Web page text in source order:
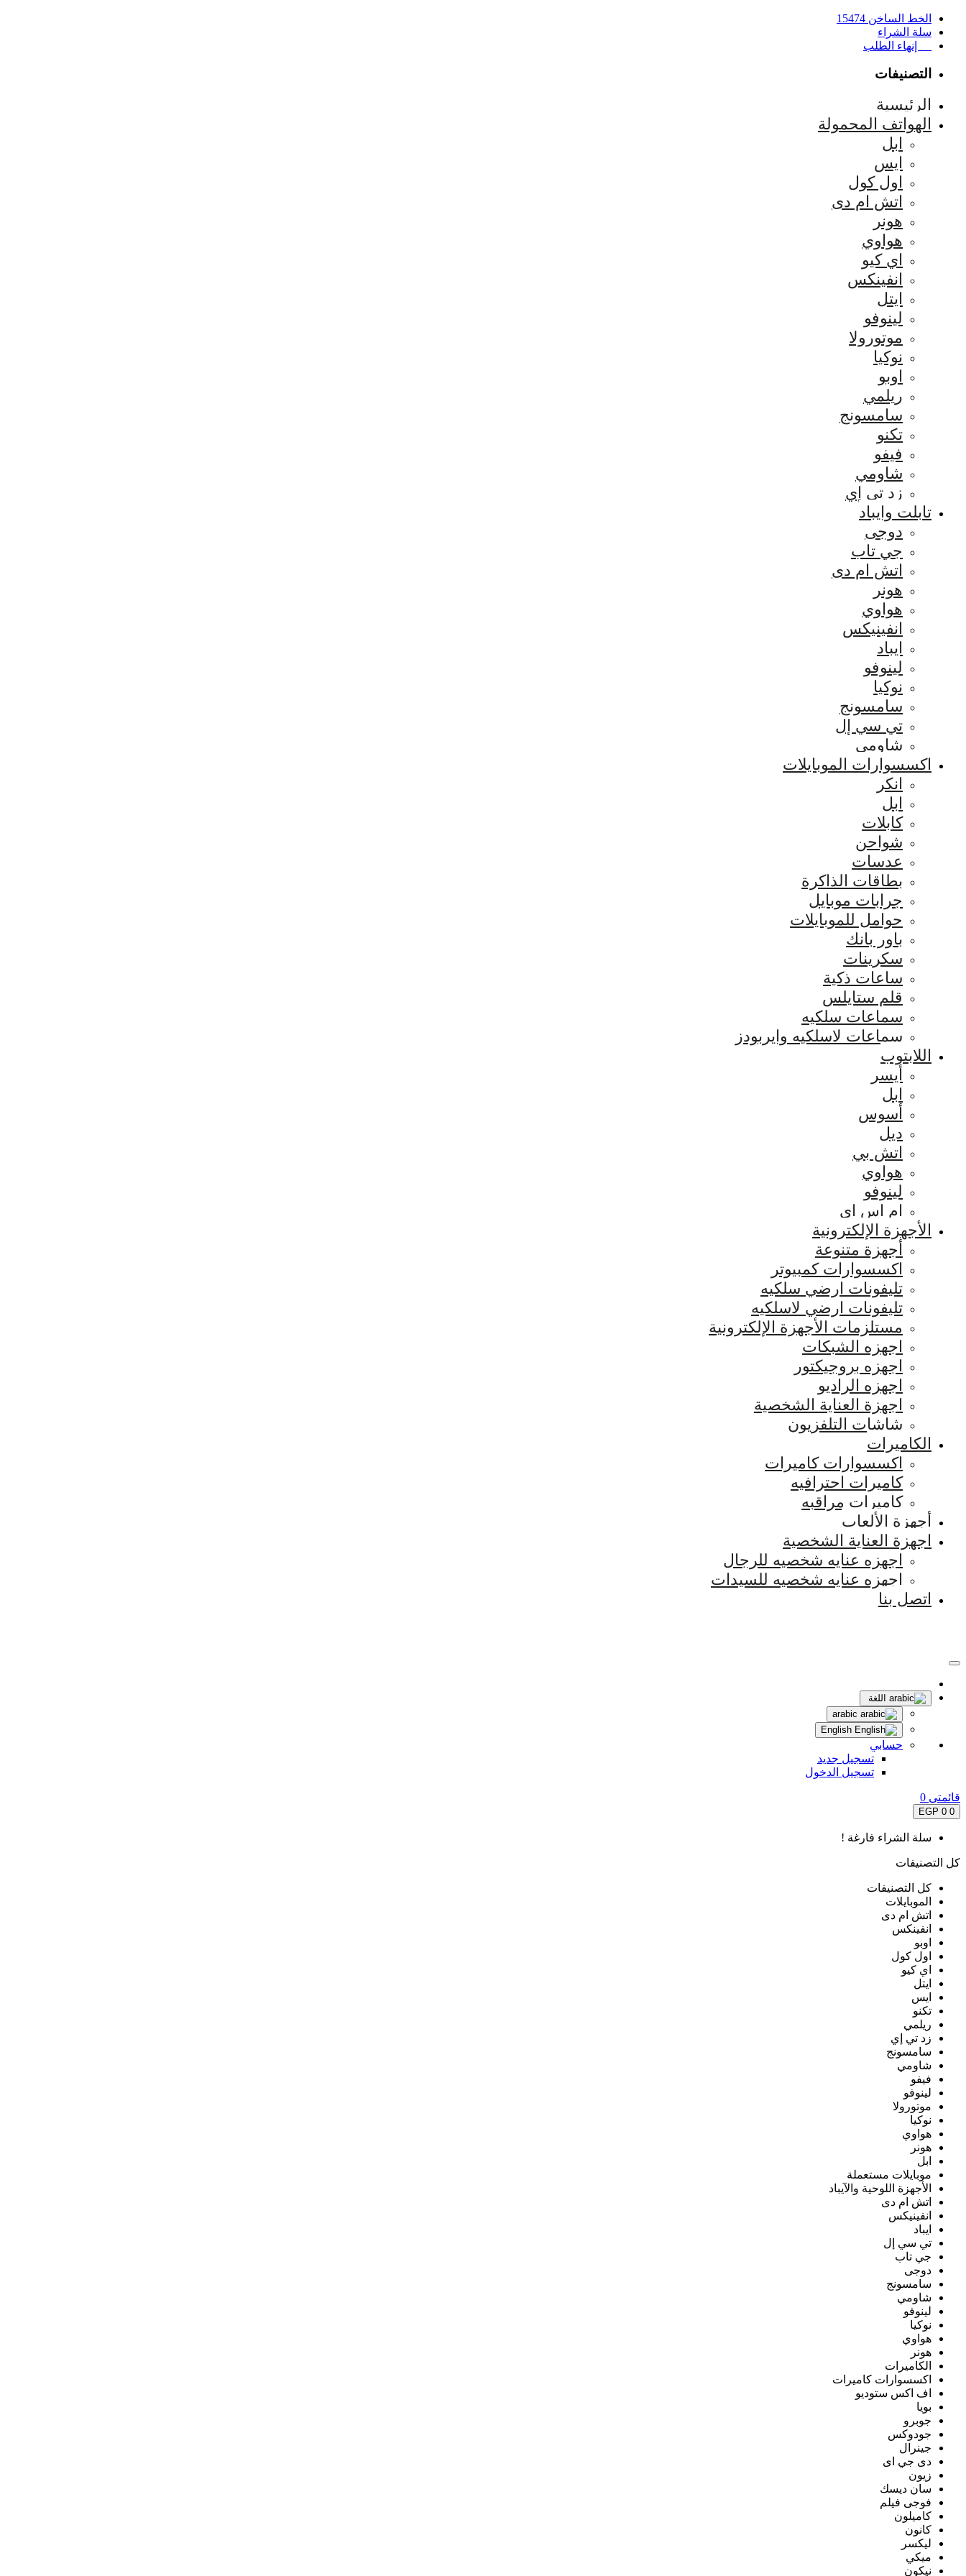
الخط الساخن 15474
سلة الشراء
إنهاء الطلب
التصنيفات
الرئيسية
الهواتف المحمولة
ابل
ايس
اول كول
اتش ام دى
هونر
هواوي
اي كيو
انفينكس
ايتل
لينوفو
موتورولا
نوكيا
اوبو
ريلمي
سامسونج
تكنو
فيفو
شاومي
زد تي إي
تابلت وايباد
دوجى
جي تاب
اتش ام دى
هونر
هواوي
انفينيكس
ايباد
لينوفو
نوكيا
سامسونج
تي سي إل
شاومي
اكسسوارات الموبايلات
انكر
ابل
كابلات
شواحن
عدسات
بطاقات الذاكرة
جرابات موبايل
حوامل للموبايلات
باور بانك
سكرينات
ساعات ذكية
قلم ستايلس
سماعات سلكيه
سماعات لاسلكيه وايربودز
اللابتوب
أيسر
ابل
أسوس
ديل
اتش بي
هواوي
لينوفو
ام اس اي
الأجهزة الإلكترونية
أجهزة متنوعة
اكسسوارات كمبيوتر
تليفونات ارضي سلكيه
تليفونات ارضي لاسلكيه
مستلزمات الأجهزة الإلكترونية
اجهزه الشبكات
اجهزه بروجيكتور
اجهزه الراديو
اجهزة العناية الشخصية
شاشات التلفزيون
الكاميرات
اكسسوارات كاميرات
كاميرات احترافيه
كاميرات مراقبه
أجهزة الألعاب
اجهزة العناية الشخصية
اجهزه عنايه شخصيه للرجال
اجهزه عنايه شخصيه للسيدات
اتصل بنا
اللغة
حسابي
تسجيل جديد
تسجيل الدخول
قائمتى 0
0
0 EGP
سلة الشراء فارغة !
كل التصنيفات
كل التصنيفات
الموبايلات
اتش ام دى
انفينكس
اوبو
اول كول
اي كيو
ايتل
ايس
تكنو
ريلمي
زد تي إي
سامسونج
شاومي
فيفو
لينوفو
موتورولا
نوكيا
هواوي
هونر
ابل
موبايلات مستعملة
الأجهزة اللوحية والآيباد
اتش ام دى
انفينيكس
ايباد
تي سي إل
جي تاب
دوجى
سامسونج
شاومي
لينوفو
نوكيا
هواوي
هونر
الكاميرات
اكسسوارات كاميرات
اف اكس ستوديو
بويا
جوبرو
جودوكس
جينرال
دى جي اى
زيون
سان ديسك
فوجى فيلم
كاميلون
كانون
ليكسر
ميكي
نيكون